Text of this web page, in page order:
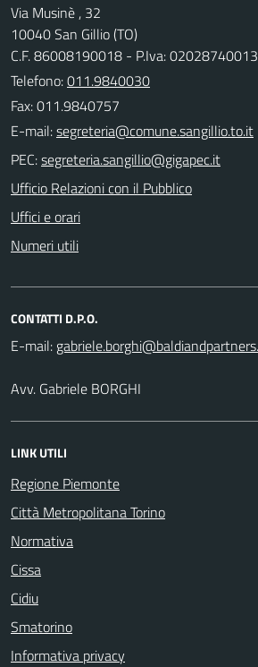
Via Musinè , 32
10040 San Gillio (TO)
C.F. 86008190018 - P.Iva: 02028740013
Telefono:011.9840030
Fax: 011.9840757
E-mail:
PEC:
Ufficio Relazioni con il Pubblico
Uffici e orari
Numeri utili
CONTATTI D.P.O.
E-mail:
Avv. Gabriele BORGHI
LINK UTILI
Regione Piemonte
Città Metropolitana Torino
Normativa
Cissa
Cidiu
Smatorino
Informativa privacy